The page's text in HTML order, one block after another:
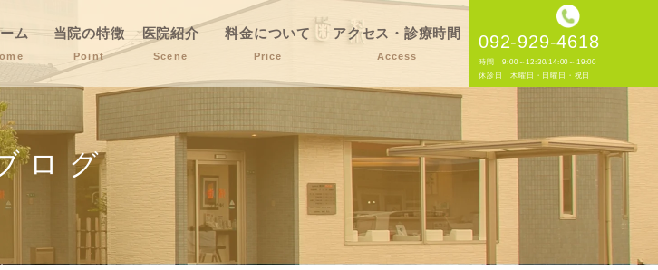
092-929-4618
時間 9:00～12:30/14:00～19:00
休診日 木曜日・日曜日・祝日
ム 当院の特徴
Point
医院紹介
Scene
料金について
Price
アクセス・診療時間
Access
ログ